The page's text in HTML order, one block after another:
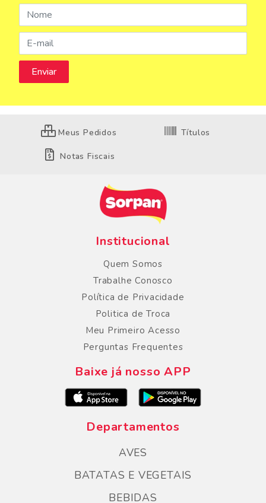
Meus Pedidos Títulos
Notas Fiscais
Institucional
Quem Somos
Trabalhe Conosco
Política de Privacidade
Politica de Troca
Meu Primeiro Acesso
Perguntas Frequentes
Baixe já nosso APP
Departamentos
AVES
BATATAS E VEGETAIS
BEBIDAS